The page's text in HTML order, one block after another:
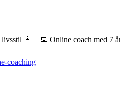
👩🏼‍💻 Online coach med 7
coaching